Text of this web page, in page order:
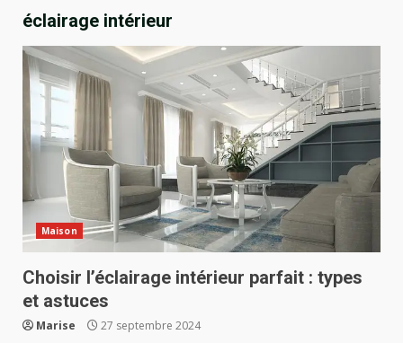
éclairage intérieur
Maison
Choisir l’éclairage intérieur parfait : types
et astuces
Marise 27 septembre 2024